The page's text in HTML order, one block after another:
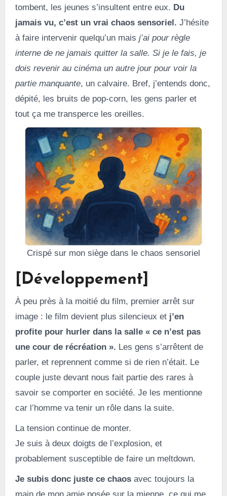
tombent, les jeunes s’insultent entre eux. Du
jamais vu, c’est un vrai chaos sensoriel. J’hésite
à faire intervenir quelqu’un mais j’ai pour règle
interne de ne jamais quitter la salle. Si je le fais, je
dois revenir au cinéma un autre jour pour voir la
partie manquante, un calvaire. Bref, j’entends donc,
dépité, les bruits de pop-corn, les gens parler et
tout ça me transperce les oreilles.
Crispé sur mon siège dans le chaos sensoriel
[Développement]
À peu près à la moitié du film, premier arrêt sur
image : le film devient plus silencieux et j’en
profite pour hurler dans la salle « ce n’est pas
une cour de récréation ». Les gens s’arrêtent de
parler, et reprennent comme si de rien n’était. Le
couple juste devant nous fait partie des rares à
savoir se comporter en société. Je les mentionne
car l’homme va tenir un rôle dans la suite.
La tension continue de monter.
Je suis à deux doigts de l’explosion, et
probablement susceptible de faire un meltdown.
Je subis donc juste ce chaosavec toujours la